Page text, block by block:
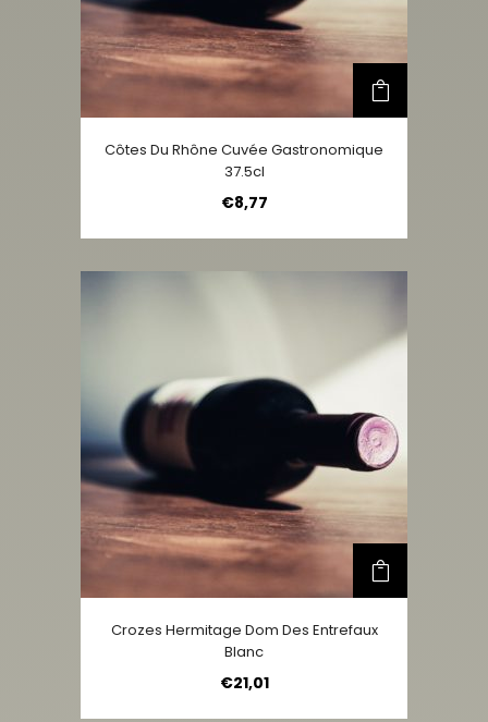
Côtes Du Rhône Cuvée Gastronomique
37.5cl
€8,77
Crozes Hermitage Dom Des Entrefaux
Blanc
€21,01